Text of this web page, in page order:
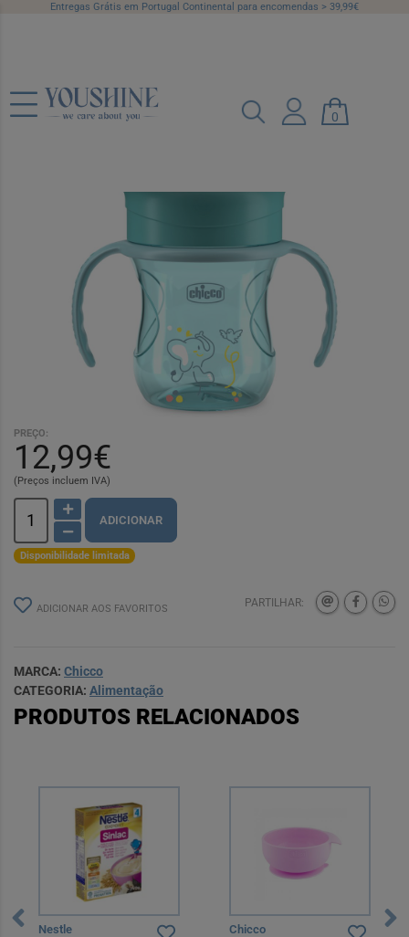
Entregas Grátis em Portugal Continental para encomendas > 39,99€
0
Chicco Copo de Refeição Azul +12
PREÇO:
12,99€
(Preços incluem IVA)
ADICIONAR
Disponibilidade limitada
ADICIONAR AOS FAVORITOS PARTILHAR:
MARCA: Chicco
CATEGORIA: Alimentação
PRODUTOS RELACIONADOS
Nestle Chicco